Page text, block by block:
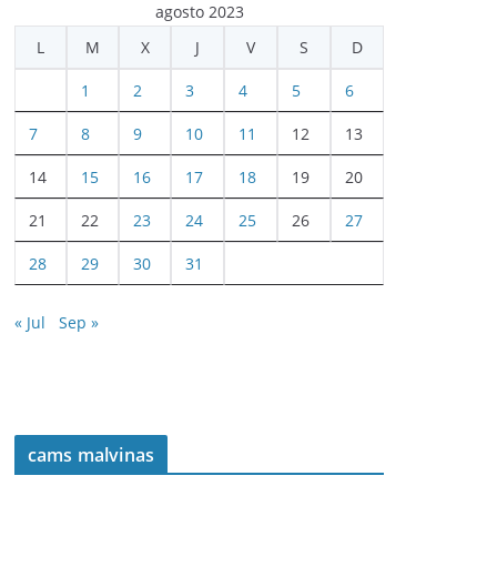
agosto 2023
L
M X J V S D
1 2 3 4 5 6
7 8 9 10 11 12 13
14 15 16 17 18 19 20
21 22 23 24 25 26 27
28 29 30 31
« Jul Sep »
cams malvinas